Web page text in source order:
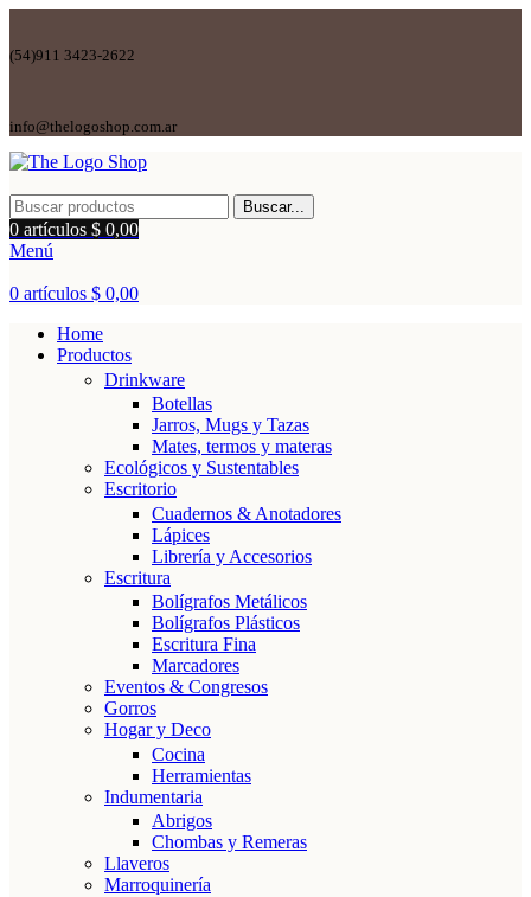
(54)911 3423-2622
info@thelogoshop.com.ar
Buscar...
0 artículos $ 0,00
Menú
0 artículos $ 0,00
Home
Productos
Drinkware
Botellas
Jarros, Mugs y Tazas
Mates, termos y materas
Ecológicos y Sustentables
Escritorio
Cuadernos & Anotadores
Lápices
Librería y Accesorios
Escritura
Bolígrafos Metálicos
Bolígrafos Plásticos
Escritura Fina
Marcadores
Eventos & Congresos
Gorros
Hogar y Deco
Cocina
Herramientas
Indumentaria
Abrigos
Chombas y Remeras
Llaveros
Marroquinería